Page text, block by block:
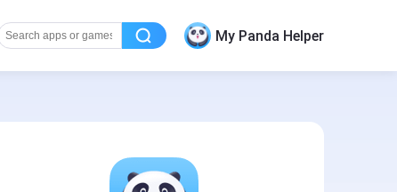
My Panda Helper